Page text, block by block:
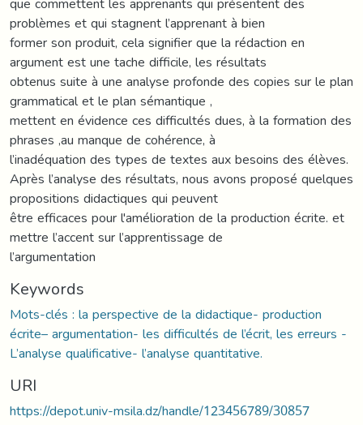
problèmes et qui stagnent l’apprenant à bien
former son produit, cela signifier que la rédaction en
argument est une tache difficile, les résultats
obtenus suite à une analyse profonde des copies sur le plan
grammatical et le plan sémantique ,
mettent en évidence ces difficultés dues, à la formation des
phrases ,au manque de cohérence, à
l’inadéquation des types de textes aux besoins des élèves.
Après l’analyse des résultats, nous avons proposé quelques
propositions didactiques qui peuvent
être efficaces pour l'amélioration de la production écrite. et
mettre l’accent sur l’apprentissage de
l’argumentation
Keywords
Mots-clés : la perspective de la didactique- production
écrite– argumentation- les difficultés de l’écrit, les erreurs -
L’analyse qualificative- l’analyse quantitative.
URI
https://depot.univ-msila.dz/handle/123456789/30857